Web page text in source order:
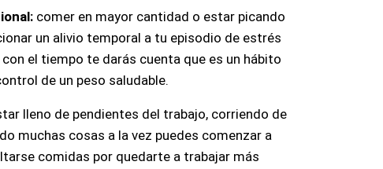
comer en mayor cantidad o estar picando
un alivio temporal a tu episodio de estrés
el tiempo te darás cuenta que es un hábito
de un peso saludable.
lleno de pendientes del trabajo, corriendo de
muchas cosas a la vez puedes comenzar a
comidas por quedarte a trabajar más